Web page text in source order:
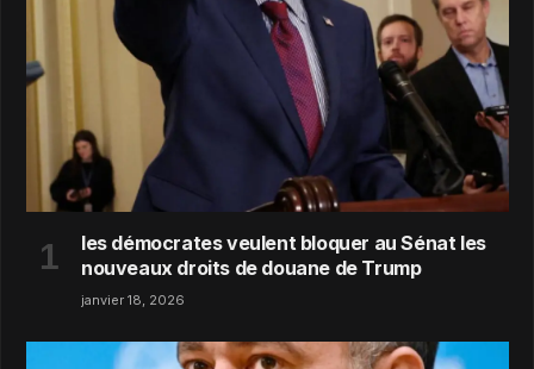
les démocrates veulent bloquer au Sénat les
nouveaux droits de douane de Trump
janvier 18, 2026